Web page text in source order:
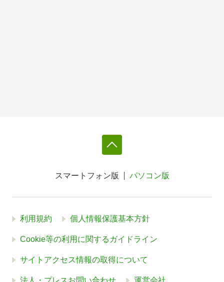
スマートフォン版 パソコン版
利用規約 個人情報保護基本方針
Cookie等の利用に関するガイドライン
サイトアクセス情報の取得について
法人・プレスお問い合わせ 運営会社